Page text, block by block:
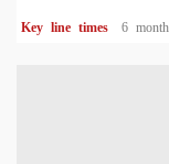
Key line times 6